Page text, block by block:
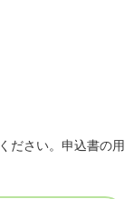
ださい。申込書の用